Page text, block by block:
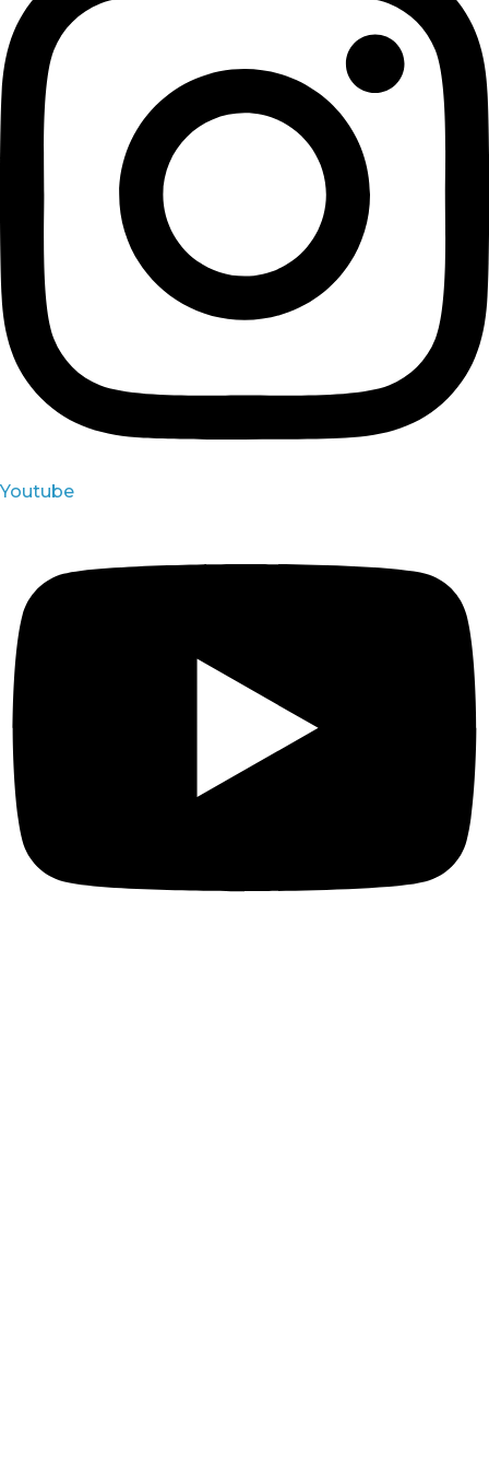
Youtube